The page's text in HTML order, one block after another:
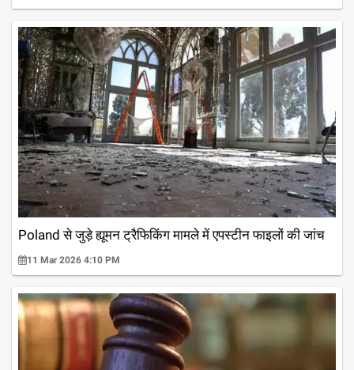
Poland से जुड़े ह्यूमन ट्रैफिकिंग मामले में एपस्टीन फाइलों की जांच
11 Mar 2026 4:10 PM